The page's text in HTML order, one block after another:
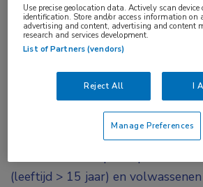
van bedaquiline, pretomanid en
aflopende dosering zijn na een
24 weken zowel veilig als
voor de behandeling van
rifampicine-resistente
(leeftijd > 15 jaar) en
Use precise geolocation data. Actively scan
identification. Store and/or access information on
advertising and content, advertising and content
research and services development.
List of Partners (vendors)
Reject All I
Manage Preferences